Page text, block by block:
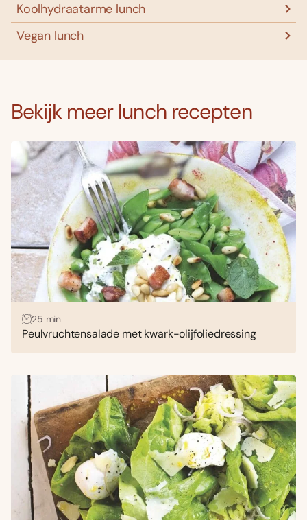
Koolhydraatarme lunch
Vegan lunch
Bekijk meer lunch recepten
25 min
Peulvruchtensalade met kwark-olijfoliedressing